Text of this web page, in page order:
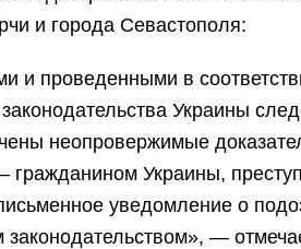
и города Севастополя:
и проведенными в
Украины
неопровержимые
гражданином Украины,
уведомление о
законодательством», —